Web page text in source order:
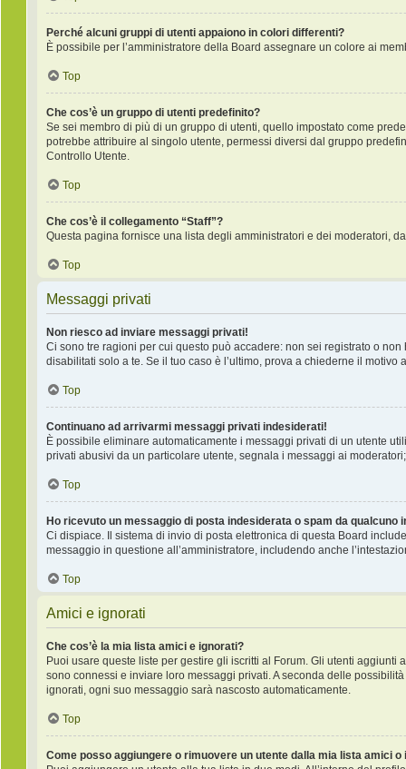
Perché alcuni gruppi di utenti appaiono in colori differenti?
È possibile per l’amministratore della Board assegnare un colore ai
Top
Che cos’è un gruppo di utenti predefinito?
Se sei membro di più di un gruppo di utenti, quello impostato come
potrebbe attribuire al singolo utente, permessi diversi dal gruppo
Controllo Utente.
Top
Che cos’è il collegamento “Staff”?
Questa pagina fornisce una lista degli amministratori e dei moderatori,
Top
Messaggi privati
Non riesco ad inviare messaggi privati!
Ci sono tre ragioni per cui questo può accadere: non sei registrato o
disabilitati solo a te. Se il tuo caso è l’ultimo, prova a chiederne il motivo
Top
Continuano ad arrivarmi messaggi privati indesiderati!
È possibile eliminare automaticamente i messaggi privati ​​di un utente
privati ​​abusivi da un particolare utente, segnala i messaggi ai
Top
Ho ricevuto un messaggio di posta indesiderata o spam da qualcuno
Ci dispiace. Il sistema di invio di posta elettronica di questa Board
messaggio in questione all’amministratore, includendo anche
Top
Amici e ignorati
Che cos’è la mia lista amici e ignorati?
Puoi usare queste liste per gestire gli iscritti al Forum. Gli utenti
sono connessi e inviare loro messaggi privati. A seconda delle
ignorati, ogni suo messaggio sarà nascosto automaticamente.
Top
Come posso aggiungere o rimuovere un utente dalla mia lista amici o